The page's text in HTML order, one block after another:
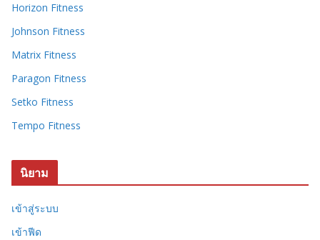
Horizon Fitness
Johnson Fitness
Matrix Fitness
Paragon Fitness
Setko Fitness
Tempo Fitness
นิยาม
เข้าสู่ระบบ
เข้าฟีด